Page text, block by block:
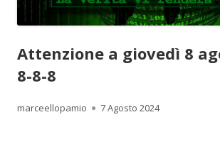
Attenzione a giovedì 8
8-8-8
Autore
marceellopamio Pubblicato
7 Agosto 2024